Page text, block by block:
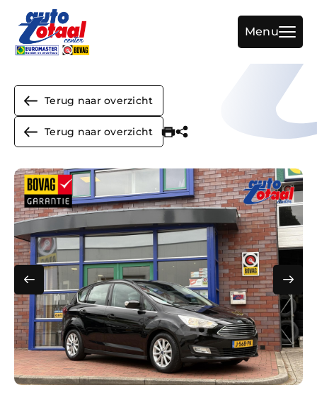
Menu
Home
Aanbod
Diensten
Werkplaats
Over ons
Vacature
Verkocht
Contact
Terug naar overzicht
Terug naar overzicht